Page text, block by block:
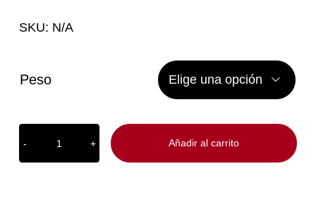
SKU: N/A
Peso 
Discos
con
Añadir al carrito